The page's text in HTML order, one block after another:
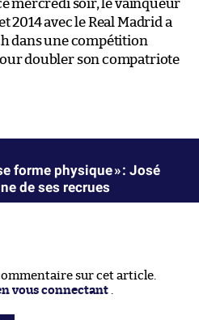
mercredi soir, le vainqueur
2014 avec le Real Madrid a
dans une compétition
doubler son compatriote
forme physique » : José
de ses recrues
sur cet article.
vous connectant